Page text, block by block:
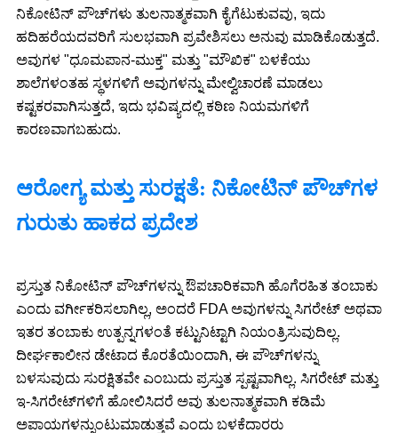
ನಿಕೋಟಿನ್ ಪೌಚ್‌ಗಳು ತುಲನಾತ್ಮಕವಾಗಿ ಕೈಗೆಟುಕುವವು, ಇದು
ಹದಿಹರೆಯದವರಿಗೆ ಸುಲಭವಾಗಿ ಪ್ರವೇಶಿಸಲು ಅನುವು ಮಾಡಿಕೊಡುತ್ತದೆ.
ಅವುಗಳ "ಧೂಮಪಾನ-ಮುಕ್ತ" ಮತ್ತು "ಮೌಖಿಕ" ಬಳಕೆಯು
ಶಾಲೆಗಳಂತಹ ಸ್ಥಳಗಳಿಗೆ ಅವುಗಳನ್ನು ಮೇಲ್ವಿಚಾರಣೆ ಮಾಡಲು
ಕಷ್ಟಕರವಾಗಿಸುತ್ತದೆ, ಇದು ಭವಿಷ್ಯದಲ್ಲಿ ಕಠಿಣ ನಿಯಮಗಳಿಗೆ
ಕಾರಣವಾಗಬಹುದು.
ಆರೋಗ್ಯ ಮತ್ತು ಸುರಕ್ಷತೆ: ನಿಕೋಟಿನ್ ಪೌಚ್‌ಗಳ
ಗುರುತು ಹಾಕದ ಪ್ರದೇಶ
ಪ್ರಸ್ತುತ ನಿಕೋಟಿನ್ ಪೌಚ್‌ಗಳನ್ನು ಔಪಚಾರಿಕವಾಗಿ ಹೊಗೆರಹಿತ ತಂಬಾಕು
ಎಂದು ವರ್ಗೀಕರಿಸಲಾಗಿಲ್ಲ, ಅಂದರೆ FDA ಅವುಗಳನ್ನು ಸಿಗರೇಟ್ ಅಥವಾ
ಇತರ ತಂಬಾಕು ಉತ್ಪನ್ನಗಳಂತೆ ಕಟ್ಟುನಿಟ್ಟಾಗಿ ನಿಯಂತ್ರಿಸುವುದಿಲ್ಲ.
ದೀರ್ಘಕಾಲೀನ ಡೇಟಾದ ಕೊರತೆಯಿಂದಾಗಿ, ಈ ಪೌಚ್‌ಗಳನ್ನು
ಬಳಸುವುದು ಸುರಕ್ಷಿತವೇ ಎಂಬುದು ಪ್ರಸ್ತುತ ಸ್ಪಷ್ಟವಾಗಿಲ್ಲ. ಸಿಗರೇಟ್ ಮತ್ತು
ಇ-ಸಿಗರೇಟ್‌ಗಳಿಗೆ ಹೋಲಿಸಿದರೆ ಅವು ತುಲನಾತ್ಮಕವಾಗಿ ಕಡಿಮೆ
ಅಪಾಯಗಳನ್ನುಂಟುಮಾಡುತ್ತವೆ ಎಂದು ಬಳಕೆದಾರರು